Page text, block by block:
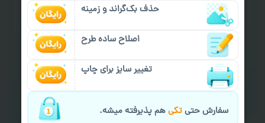
سفارش گیری آنلاین
امکان سفارش از طریق چت و
سایت با پشتیبانی آنلاین
چاپ عمده و فوری
برای درخواست خدمات چاپ
عمده و فوری با ما تماس
بگیرید
تماس با ما)
حذف بک‌گراند و زمینه
اصلاح ساده طرح
تغییر سایز برای چاپ
سفارش حتیتکیهم پذیرفته میشه.